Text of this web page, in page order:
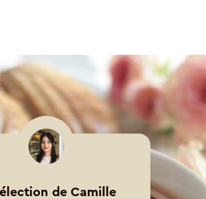
de Camille